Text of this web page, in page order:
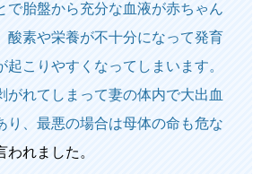
で胎盤から充分な血液が赤ちゃん
酸素や栄養が不十分になって発育
起こりやすくなってしまいます。
がれてしまって妻の体内で大出血
り、最悪の場合は母体の命も危な
われました。